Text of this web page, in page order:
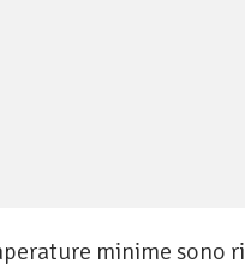
minime sono